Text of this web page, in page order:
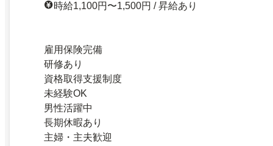
時給1,100円〜1,500円 / 昇給あり
雇用保険完備
研修あり
資格取得支援制度
未経験OK
男性活躍中
長期休暇あり
主婦・主夫歓迎